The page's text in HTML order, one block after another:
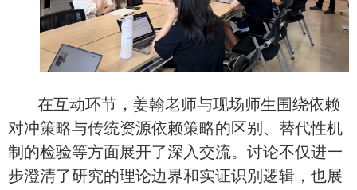
在互动环节，姜翰老师与现场师生围绕依赖
对冲策略与传统资源依赖策略的区别、 替代性机
制的检验等方面展开了深入交流。讨论不仅进一
步澄清了研究的理论边界和实证识别逻辑，也展